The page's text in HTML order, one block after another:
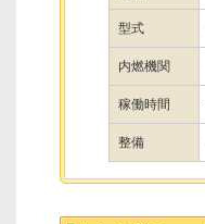
型式
内燃機関
稼働時間
整備